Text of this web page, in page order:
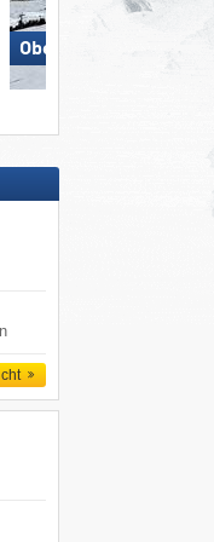
Obertauern